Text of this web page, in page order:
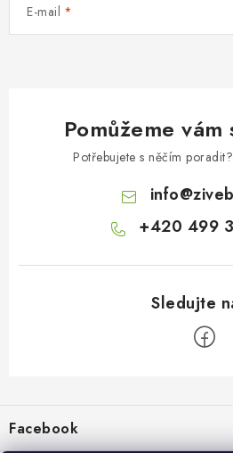
E-mail
Pomůžeme
Potřebujete s něčím
info@
+420 499
Facebook